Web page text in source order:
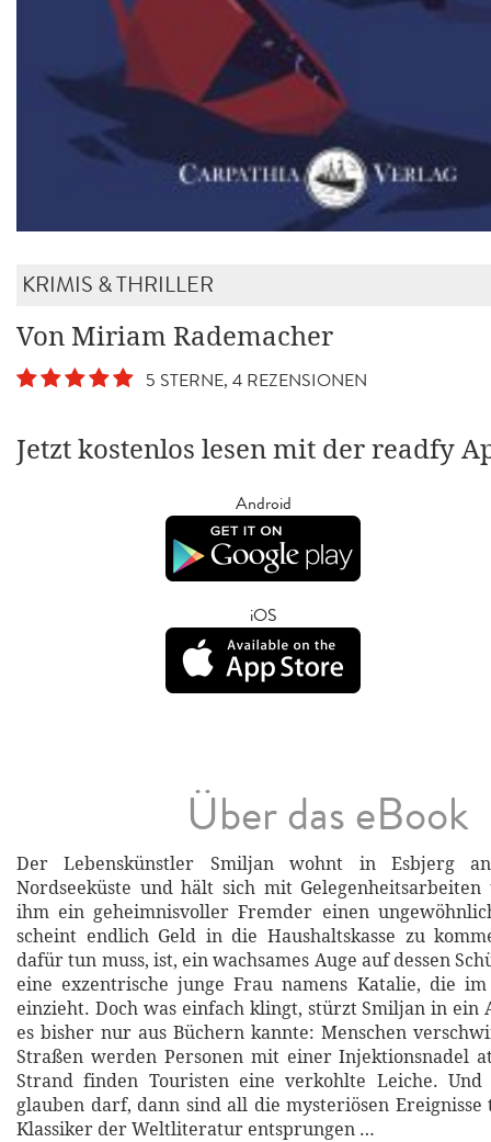
KRIMIS & THRILLER
Von Miriam Rademacher
5 STERNE, 4 REZENSIONEN
Jetzt kostenlos lesen mit der readfy
Android
iOS
Über das eBook
Der Lebenskünstler Smiljan wohnt in Esbjerg
Nordseeküste und hält sich mit Gelegenheitsarbeiten
ihm ein geheimnisvoller Fremder einen
scheint endlich Geld in die Haushaltskasse zu
dafür tun muss, ist, ein wachsames Auge auf dessen
eine exzentrische junge Frau namens Katalie, die
einzieht. Doch was einfach klingt, stürzt Smiljan in ein
es bisher nur aus Büchern kannte: Menschen
Straßen werden Personen mit einer Injektionsnadel
Strand finden Touristen eine verkohlte Leiche.
glauben darf, dann sind all die mysteriösen Ereignisse
Klassiker der Weltliteratur entsprungen …